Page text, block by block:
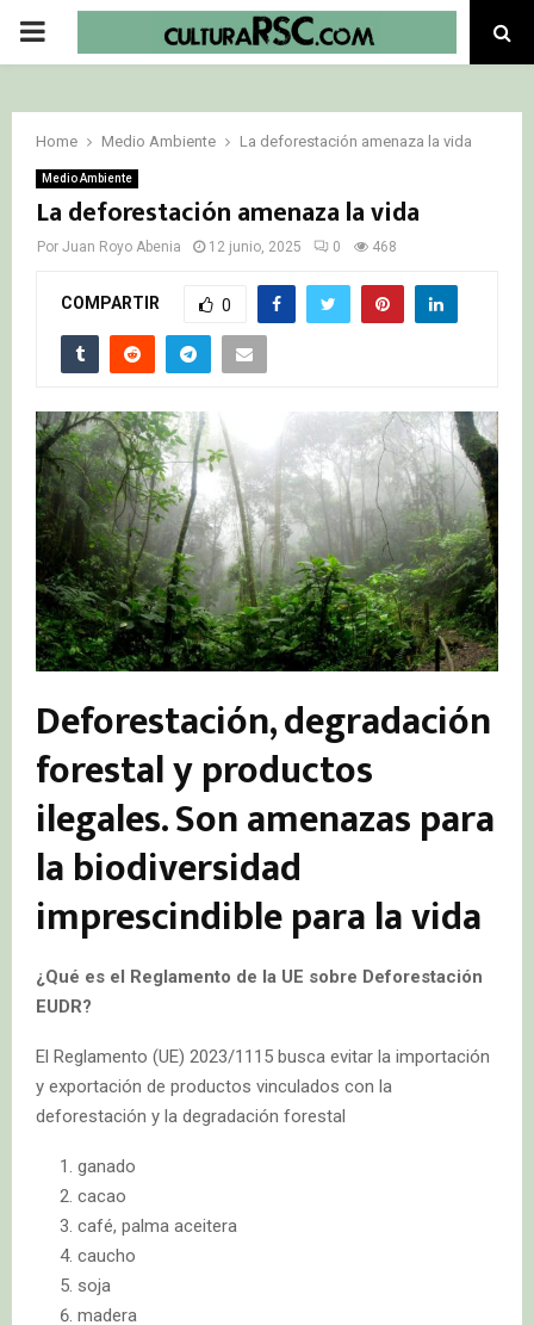
PRIMARY
Home Medio Ambiente La deforestación amenaza la vida
Medio Ambiente
La deforestación amenaza la vida
Por Juan Royo Abenia 12 junio, 2025 0 468
COMPARTIR 0
Deforestación, degradación
forestal y productos
ilegales. Son amenazas para
la biodiversidad
imprescindible para la vida
¿Qué es el Reglamento de la UE sobre Deforestación
EUDR?
El Reglamento (UE) 2023/1115 busca evitar la importación
y exportación de productos vinculados con la
deforestación y la degradación forestal
ganado
cacao
café, palma aceitera
caucho
soja
madera